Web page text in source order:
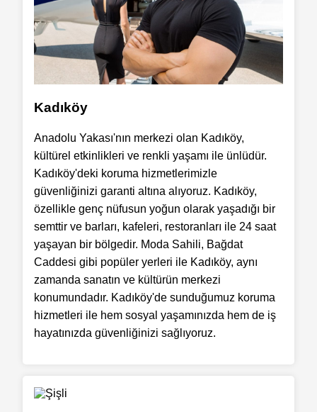
Kadıköy
Anadolu Yakası'nın merkezi olan Kadıköy,
kültürel etkinlikleri ve renkli yaşamı ile ünlüdür.
Kadıköy'deki koruma hizmetlerimizle
güvenliğinizi garanti altına alıyoruz. Kadıköy,
özellikle genç nüfusun yoğun olarak yaşadığı bir
semttir ve barları, kafeleri, restoranları ile 24 saat
yaşayan bir bölgedir. Moda Sahili, Bağdat
Caddesi gibi popüler yerleri ile Kadıköy, aynı
zamanda sanatın ve kültürün merkezi
konumundadır. Kadıköy'de sunduğumuz koruma
hizmetleri ile hem sosyal yaşamınızda hem de iş
hayatınızda güvenliğinizi sağlıyoruz.